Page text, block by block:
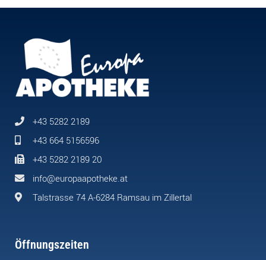
+43 5282 2189
+43 664 5156596
+43 5282 2189 20
info@europaapotheke.at
Talstrasse 74 A-6284 Ramsau im Zillertal
Öffnungszeiten